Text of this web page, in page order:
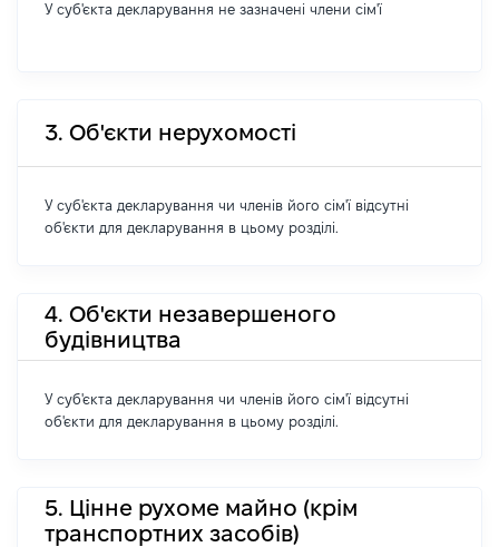
У суб'єкта декларування не зазначені члени сім'ї
3. Об'єкти нерухомості
У суб'єкта декларування чи членів його сім'ї відсутні
об'єкти для декларування в цьому розділі.
4. Об'єкти незавершеного
будівництва
У суб'єкта декларування чи членів його сім'ї відсутні
об'єкти для декларування в цьому розділі.
5. Цінне рухоме майно (крім
транспортних засобів)